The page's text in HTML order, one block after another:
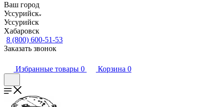
Ваш город
Уссурийск
Уссурийск
Хабаровск
8 (800) 600-51-53
Заказать звонок
Избранные товары 0 Корзина 0